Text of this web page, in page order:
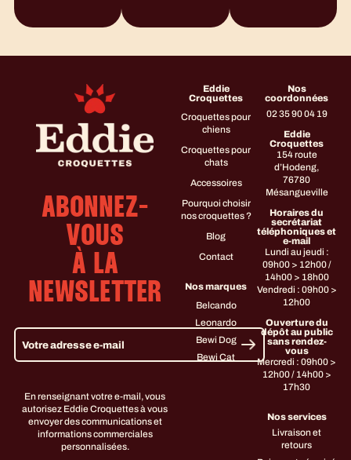
ABONNEZ-
VOUS
À LA
NEWSLETTER
En renseignant votre e-mail, vous
autorisez Eddie Croquettes à vous
envoyer des communications et
informations commerciales
personnalisées.
Eddie
Croquettes
Croquettes pour
chiens
Croquettes pour
chats
Accessoires
Pourquoi choisir
nos croquettes ?
Blog
Contact
Nos marques
Belcando
Leonardo
Bewi Dog
Bewi Cat
Nos
coordonnées
02 35 90 04 19
Eddie
Croquettes
154 route
d’Hodeng,
76780
Mésangueville
Horaires du
secrétariat
téléphoniques et
e-mail
Lundi au jeudi :
09h00 > 12h00 /
14h00 > 18h00
Vendredi : 09h00 >
12h00
Ouverture du
dépôt au public
sans rendez-
vous
Mercredi : 09h00 >
12h00 / 14h00 >
17h30
Nos services
Livraison et
retours